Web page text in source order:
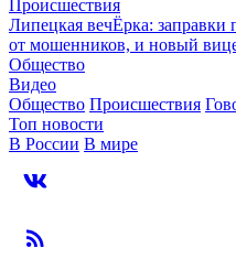
Происшествия
Липецкая вечЁрка: заправки
от мошенников, и новый
Общество
Видео
Общество Происшествия
Топ новости
В России В мире